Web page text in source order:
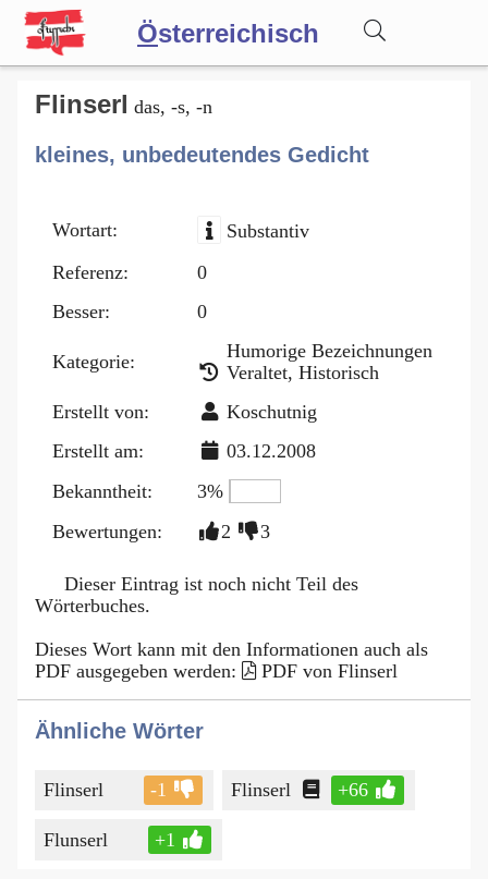
Österreichisch
Wörterbuch
Forum
Blog
Flinserl das, -s, -n
kleines, unbedeutendes Gedicht
Wortart:
Substantiv
Referenz:
0
Besser:
0
Kategorie:
Humorige Bezeichnungen
Veraltet, Historisch
Erstellt von:
Koschutnig
Erstellt am:
03.12.2008
Bekanntheit:
3%
Bewertungen:
2 3
Dieser Eintrag ist noch nicht Teil des
Wörterbuches.
Dieses Wort kann mit den Informationen auch als
PDF ausgegeben werden:
PDF von Flinserl
Ähnliche Wörter
Flinserl -1 Flinserl +66
Flunserl +1